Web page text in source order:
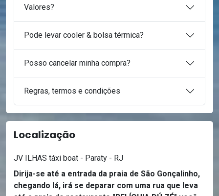
Valores?
Pode levar cooler & bolsa térmica?
Posso cancelar minha compra?
Regras, termos e condições
Localização
JV ILHAS táxi boat - Paraty - RJ
Dirija-se até a entrada da praia de São Gonçalinho,
chegando lá, irá se deparar com uma rua que leva